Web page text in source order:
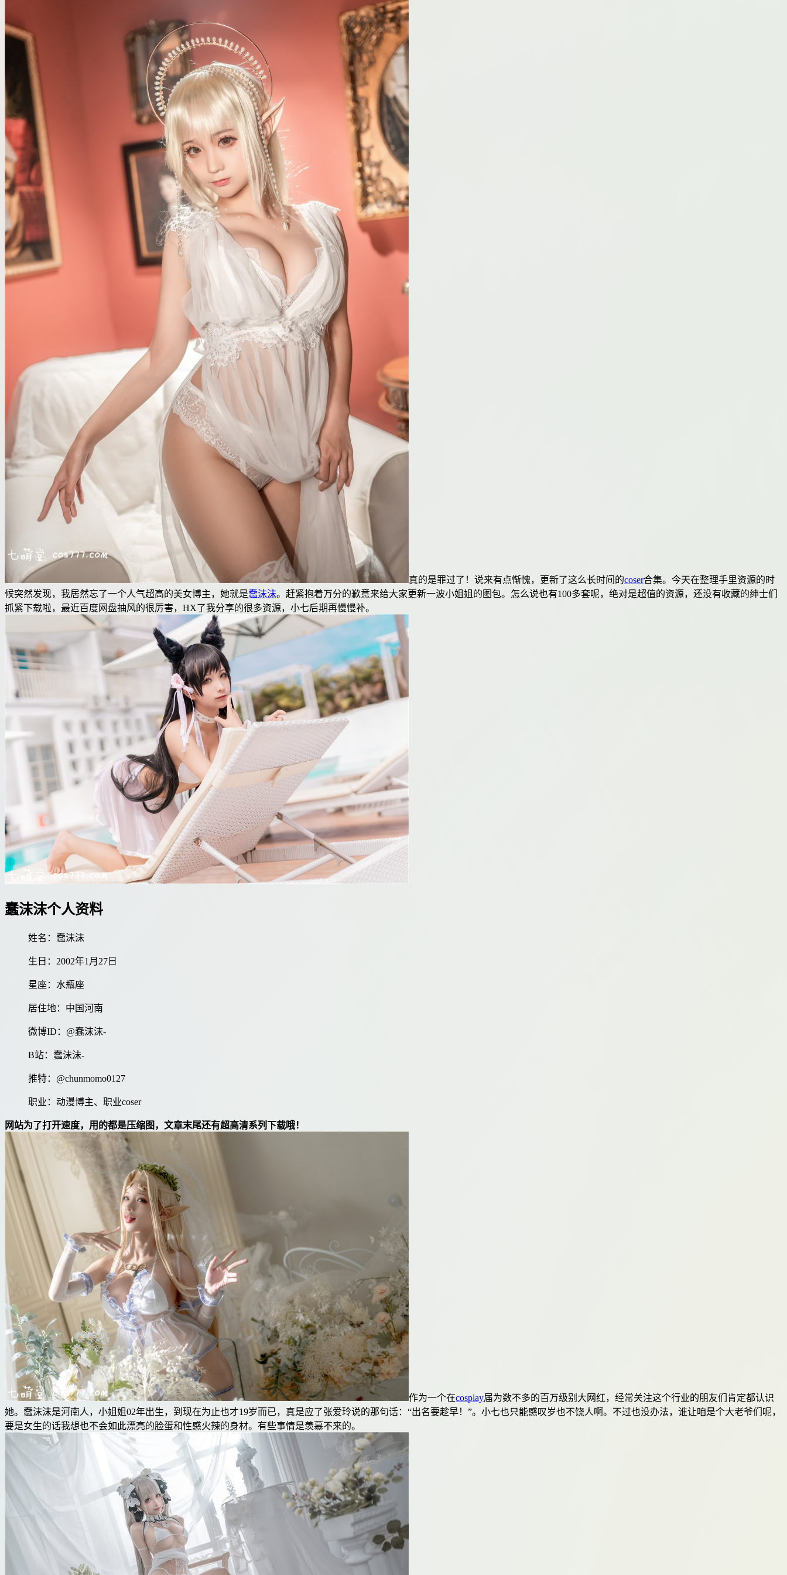
真的是罪过了！说来有点惭愧，更新了这么长时间的coser合集。今天在整理手里资源的时
候突然发现，我居然忘了一个人气超高的美女博主，她就是蠢沫沫。赶紧抱着万分的歉意来给大家更新一波小姐姐的图包。怎么说也有100多套呢，绝对是超值的资源，还没有收藏的绅士们
抓紧下载啦，最近百度网盘抽风的很厉害，HX了我分享的很多资源，小七后期再慢慢补。
蠢沫沫个人资料
姓名：蠢沫沫
生日：2002年1月27日
星座：水瓶座
居住地：中国河南
微博ID：@蠢沫沫-
B站：蠢沫沫-
推特：@chunmomo0127
职业：动漫博主、职业coser
网站为了打开速度，用的都是压缩图，文章末尾还有超高清系列下载哦！
作为一个在cosplay届为数不多的百万级别大网红，经常关注这个行业的朋友们肯定都认识
她。蠢沫沫是河南人，小姐姐02年出生，到现在为止也才19岁而已，真是应了张爱玲说的那句话：“出名要趁早！”。小七也只能感叹岁也不饶人啊。不过也没办法，谁让咱是个大老爷们呢，
要是女生的话我想也不会如此漂亮的脸蛋和性感火辣的身材。有些事情是羡慕不来的。